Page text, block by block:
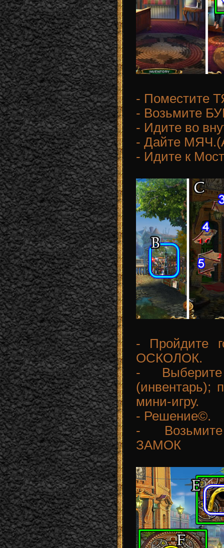
- Поместите
- Возьмите
- Идите во
- Дайте
- Идите к
- Пройдите
ОСКОЛОК.
-
(инвентарь);
мини-игру.
- Решение©.
-
ЗАМОК